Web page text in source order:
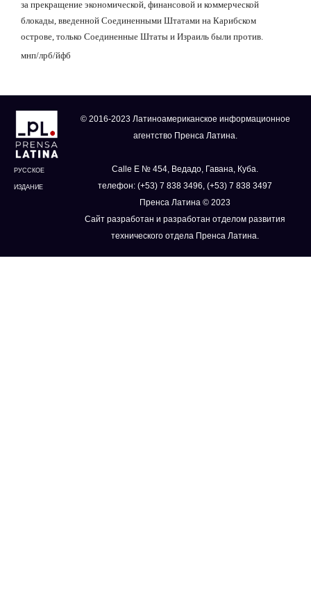
за прекращение экономической, финансовой и коммерческой
блокады, введенной Соединенными Штатами на Карибском
острове, только Соединенные Штаты и Израиль были против.
мнп/лрб/йфб
РУССКОЕ
ИЗДАНИЕ
© 2016-2023 Латиноамериканское информационное
агентство Пренса Латина.
Calle E № 454, Ведадо, Гавана, Куба.
телефон: (+53) 7 838 3496, (+53) 7 838 3497
Пренса Латина © 2023
Сайт разработан и разработан отделом развития
технического отдела Пренса Латина.